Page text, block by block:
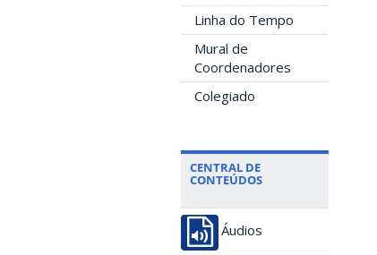
Linha do Tempo
Mural de
Coordenadores
Colegiado
CENTRAL DE
CONTEÚDOS
Áudios